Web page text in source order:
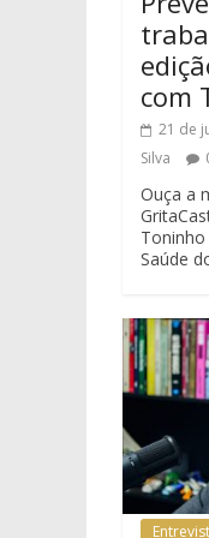
com
21 de
Silva
Ouça a
Toninho
Saúde